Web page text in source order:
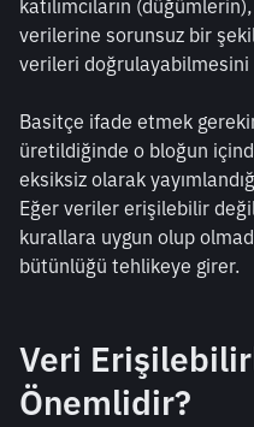
katılımcıların
verilerine sorunsuz bir
verileri doğrulayabilmesini
Basitçe ifade etmek
üretildiğinde o bloğun
eksiksiz olarak
Eğer veriler erişilebilir
kurallara uygun olup
bütünlüğü tehlikeye girer.
Veri
Önemlidir?